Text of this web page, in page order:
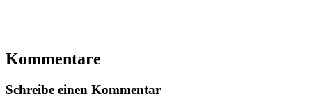
Kommentare
Schreibe einen Kommentar